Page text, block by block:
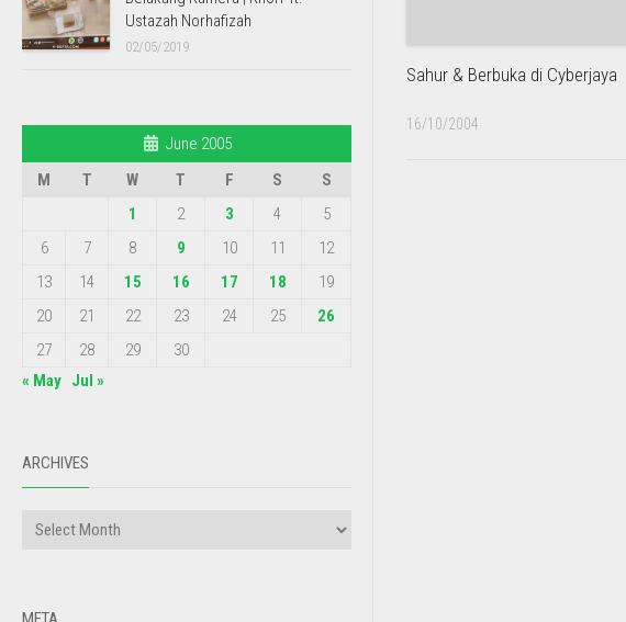
Sahur & Berbuka di Cyberjaya
16/10/2004
Ustazah Norhafizah
02/05/2019
June 2005
M
T W T F S
S
1
2 3 4
5
6
7 8 9 10 11
12
13
14 15 16 17 18
19
20
21 22 23 24 25
26
27
28 29
30
« May Jul »
ARCHIVES